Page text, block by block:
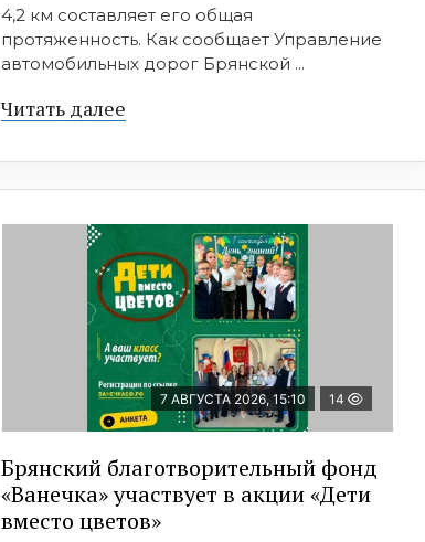
4,2 км составляет его общая
протяженность. Как сообщает Управление
автомобильных дорог Брянской ...
Читать далее
7 АВГУСТА 2026, 15:10 14
Брянский благотворительный фонд
«Ванечка» участвует в акции «Дети
вместо цветов»